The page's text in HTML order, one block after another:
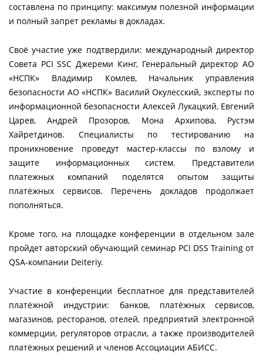
составлена по принципу: максимум полезной информации
и полный запрет рекламы в докладах.
Своё участие уже подтвердили: международный директор
Совета PCI SSC Джереми Кинг, Генеральный директор АО
«НСПК» Владимир Комлев, Начальник управления
безопасности АО «НСПК» Василий Окулесский, эксперты по
информационной безопасности Алексей Лукацкий, Евгений
Царев, Андрей Прозоров, Мона Архипова, Рустэм
Хайретдинов. Специалисты по тестированию на
проникновение проведут мастер-классы по взлому и
защите информационных систем. Представители
платежных компаний поделятся опытом защиты
платёжных сервисов. Перечень докладов продолжает
пополняться.
Кроме того, на площадке конференции в отдельном зале
пройдет авторский обучающий семинар PCI DSS Training от
QSA-компании Deiteriy.
Участие в конференции бесплатное для представителей
платёжной индустрии: банков, платёжных сервисов,
магазинов, ресторанов, отелей, предприятий электронной
коммерции, регуляторов отрасли, а также производителей
платёжных решений и членов Ассоциации АБИСС.